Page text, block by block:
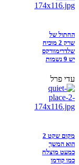
החתול של
שרק 2 מוכיח
שלדרימוורקס
יש 9 נשמות
עדי פרל
מקום שקט 2
הוא המשך
כמעט מוצלח
כמו קודמו